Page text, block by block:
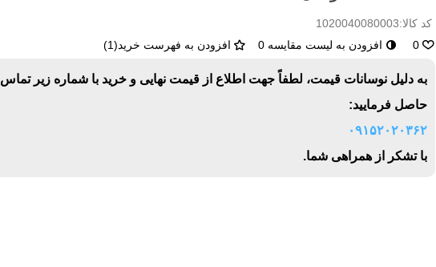
کد کالا:1020040080003
0
افزودن به لیست مقایسه 0 افزودن به فهرست خرید(
1
)
به دلیل نوسانات قیمت، لطفاً جهت اطلاع از قیمت نهایی و خرید با شماره زیر تماس
حاصل فرمایید:
۰۹۱۵۲۰۲۰۳۶۲
با تشکر از همراهی شما.